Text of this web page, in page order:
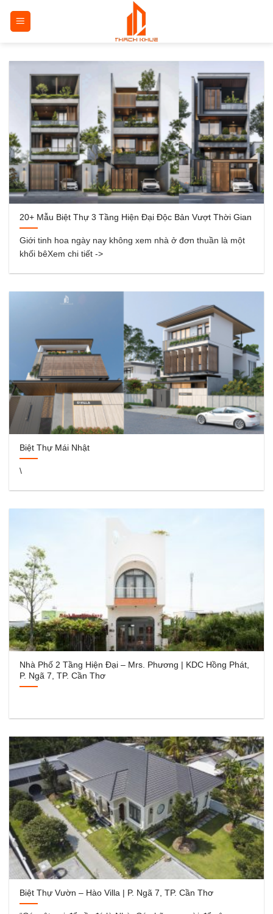
20+ Mẫu Biệt Thự 3 Tầng Hiện Đại Độc Bản Vượt Thời Gian
Giới tinh hoa ngày nay không xem nhà ở đơn thuần là một
khối bêXem chi tiết ->
Biệt Thự Mái Nhật
\
Nhà Phố 2 Tầng Hiện Đại – Mrs. Phương | KDC Hồng Phát,
P. Ngã 7, TP. Cần Thơ
Biệt Thự Vườn – Hào Villa | P. Ngã 7, TP. Cần Thơ